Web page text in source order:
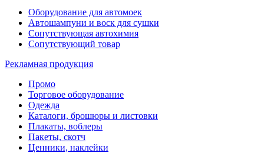
Оборудование для автомоек
Автошампуни и воск для сушки
Сопутствующая автохимия
Сопутствующий товар
Рекламная продукция
Промо
Торговое оборудование
Одежда
Каталоги, брошюры и листовки
Плакаты, воблеры
Пакеты, скотч
Ценники, наклейки